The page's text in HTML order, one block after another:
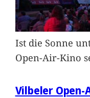
Ist die Sonne
Open-Air-Kino
Vilbeler